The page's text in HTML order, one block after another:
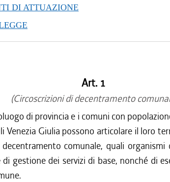
DI ATTUAZIONE
Art. 1
(Circoscrizioni di decentramento
di provincia e i comuni con
Venezia Giulia possono articolare il loro
comunale, quali organismi
gestione dei servizi di base, nonché di